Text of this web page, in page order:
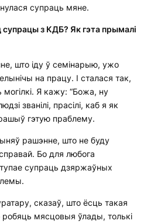
супраць мяне.
супрацы з КДБ? Як гэта прымалі
што іду ў семінарыю, ужо
на працу. І сталася так,
Я кажу: “Божа, ну
званілі, прасілі, каб я як
гэтую праблему.
рашэнне, што не буду
Бо для любога
супраць дзяржаўных
сказаў, што ёсць такая
мясцовыя ўлады, толькі